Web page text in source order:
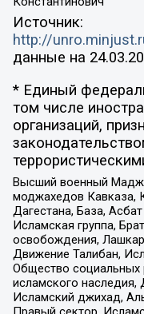
Источник:
http://
данные на
* Единый
том числе
организаций,
Высший военный
моджахедов Кавказа,
Дагестана, База,
Исламская группа,
освобождения,
Движение Талибан,
Общество
исламского
Исламский джихад,